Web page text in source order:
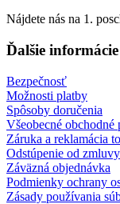
Nájdete nás na 1.
Ďalšie informácie
Bezpečnosť
Možnosti platby
Spôsoby doručenia
Všeobecné obchodné
Záruka a reklamácia
Odstúpenie od zmluvy
Záväzná objednávka
Podmienky ochrany
Zásady používania